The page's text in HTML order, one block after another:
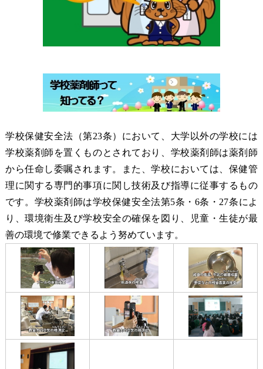
学校保健安全法（第23条）において、大学以外の学校には
学校薬剤師を置くものとされており、学校薬剤師は薬剤師
から任命し委嘱されます。また、学校においては、保健管
理に関する専門的事項に関し技術及び指導に従事するもの
です。学校薬剤師は学校保健安全法第5条・ 6条・ 27条によ
り、環境衛生及び学校安全の確保を図り、児童・生徒が最
善の環境で修業できるよう努めています。